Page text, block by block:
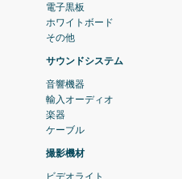
電子黒板
ホワイトボード
その他
サウンドシステム
音響機器
輸入オーディオ
楽器
ケーブル
撮影機材
ビデオライト